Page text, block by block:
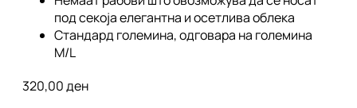
под секоја елегантна и осетлива облека
Стандард големина, одговара на големина
M/L
320,00ден